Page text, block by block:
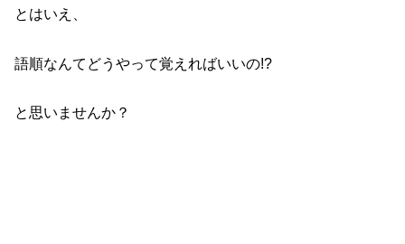
とはいえ、
語順なんてどうやって覚えればいいの!?
と思いませんか？